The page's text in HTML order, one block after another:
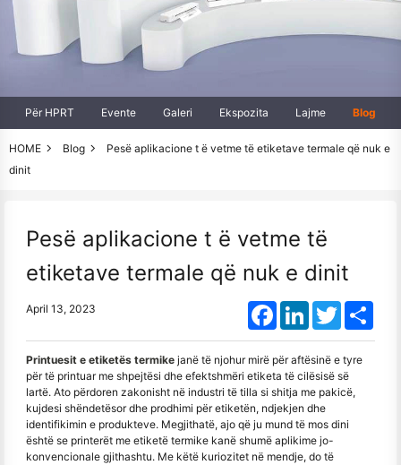
Për HPRT Evente Galeri Ekspozita Lajme Blog
HOME Blog
Pesë aplikacione t ë vetme të etiketave termale që nuk e
dinit
Pesë aplikacione t ë vetme të
etiketave termale që nuk e dinit
April 13, 2023 FacebookLinkedInTwitter
Printuesit e etiketës termike janë të njohur mirë për aftësinë e tyre
për të printuar me shpejtësi dhe efektshmëri etiketa të cilësisë së
lartë. Ato përdoren zakonisht në industri të tilla si shitja me pakicë,
kujdesi shëndetësor dhe prodhimi për etiketën, ndjekjen dhe
identifikimin e produkteve. Megjithatë, ajo që ju mund të mos dini
është se printerët me etiketë termike kanë shumë aplikime jo-
konvencionale gjithashtu. Me këtë kuriozitet në mendje, do të